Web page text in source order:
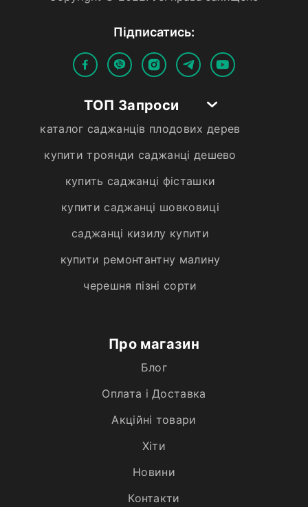
Пiдписатись:
ТОП Запроси
каталог саджанців плодових дерев
купити троянди саджанці дешево
купить саджанці фісташки
купити саджанці шовковиці
саджанці кизилу купити
купити ремонтантну малину
черешня пізні сорти
Про магазин
Блог
Оплата і Доставка
Акційні товари
Хiти
Новини
Контакти